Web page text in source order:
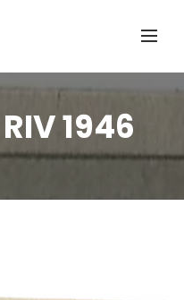
1946